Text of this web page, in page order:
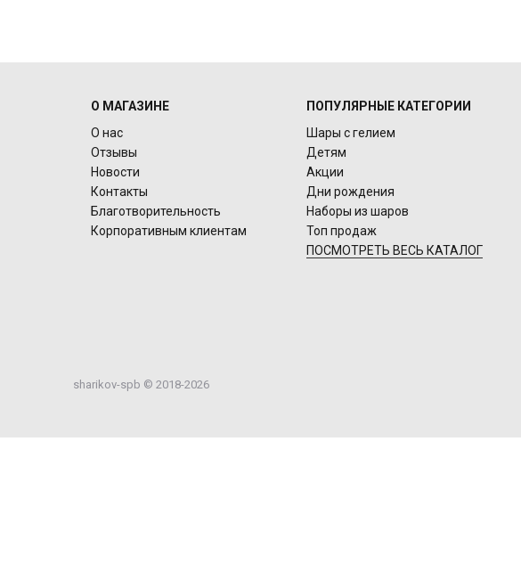
О МАГАЗИНЕ
О нас
Отзывы
Новости
Контакты
Благотворительность
Корпоративным клиентам
ПОПУЛЯРНЫЕ КАТЕГОРИИ
Шары с гелием
Детям
Акции
Дни рождения
Наборы из шаров
Топ продаж
ПОСМОТРЕТЬ ВЕСЬ КАТАЛОГ
sharikov-spb © 2018-2026